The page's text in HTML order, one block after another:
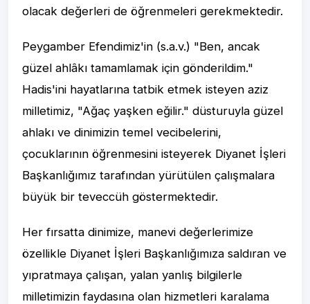
olacak değerleri de öğrenmeleri gerekmektedir.
Peygamber Efendimiz'in (s.a.v.) "Ben, ancak
güzel ahlâkı tamamlamak için gönderildim."
Hadis'ini hayatlarına tatbik etmek isteyen aziz
milletimiz, "Ağaç yaşken eğilir." düsturuyla güzel
ahlakı ve dinimizin temel vecibelerini,
çocuklarının öğrenmesini isteyerek Diyanet İşleri
Başkanlığımız tarafından yürütülen çalışmalara
büyük bir teveccüh göstermektedir.
Her fırsatta dinimize, manevi değerlerimize
özellikle Diyanet İşleri Başkanlığımıza saldıran ve
yıpratmaya çalışan, yalan yanlış bilgilerle
milletimizin faydasına olan hizmetleri karalama